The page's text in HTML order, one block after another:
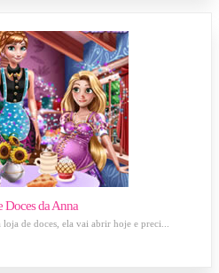
Doces da Anna
de doces, ela vai abrir hoje e preci...